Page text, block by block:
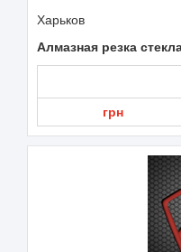
Харьков
Алмазная резка
грн